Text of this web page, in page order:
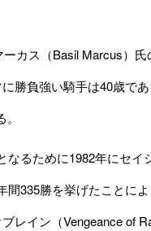
カス（Basil Marcus）
勝負強い騎手は40歳で
るために1982年にセイ
335勝を挙げたことに
レイン（Vengeance of